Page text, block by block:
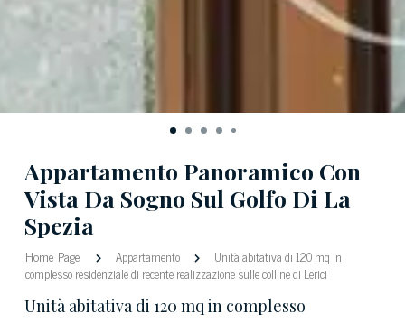
Appartamento Panoramico Con
Vista Da Sogno Sul Golfo Di La
Spezia
Home Page Appartamento
Unità abitativa di 120 mq in
complesso residenziale di recente realizzazione sulle colline di Lerici
Unità abitativa di 120 mq in complesso